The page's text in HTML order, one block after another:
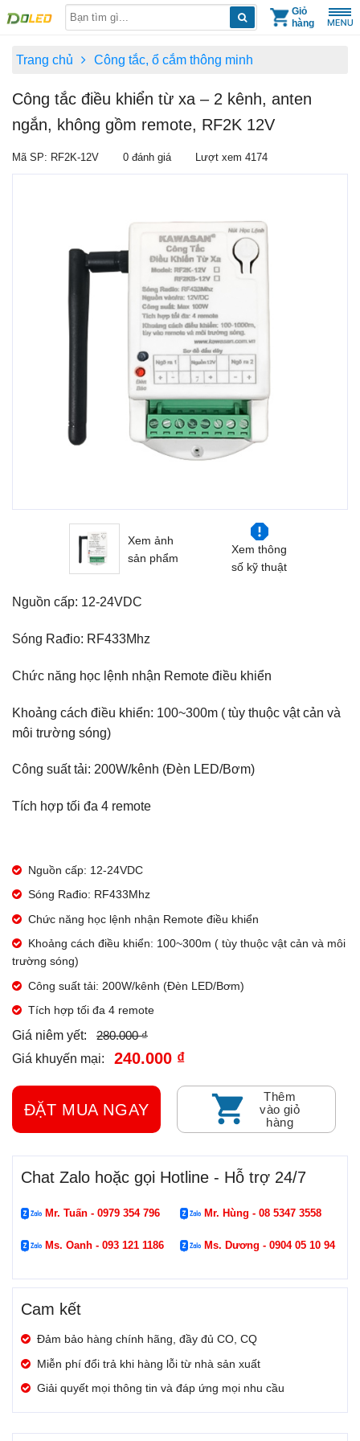
Giỏ
hàng
Trang chủ Công tắc, ổ cắm thông minh
Công tắc điều khiển từ xa – 2 kênh, anten
ngắn, không gồm remote, RF2K 12V
Mã SP: RF2K-12V 0 đánh giá Lượt xem 4174
Xem ảnh
sản phẩm
Xem thông
số kỹ thuật
Nguồn cấp: 12-24VDC
Sóng Rađio: RF433Mhz
Chức năng học lệnh nhận Remote điều khiển
Khoảng cách điều khiển: 100~300m ( tùy thuộc vật cản và
môi trường sóng)
Công suất tải: 200W/kênh (Đèn LED/Bơm)
Tích hợp tối đa 4 remote​
Nguồn cấp: 12-24VDC
Sóng Rađio: RF433Mhz
Chức năng học lệnh nhận Remote điều khiển
Khoảng cách điều khiển: 100~300m ( tùy thuộc vật cản và môi
trường sóng)
Công suất tải: 200W/kênh (Đèn LED/Bơm)
Tích hợp tối đa 4 remote​
Giá niêm yết:
280.000 ₫
Giá khuyến mại:
240.000 ₫
ĐẶT MUA NGAY
Thêm
vào giỏ
hàng
Chat Zalo hoặc gọi Hotline - Hỗ trợ 24/7
Mr. Tuấn - 0979 354 796 Mr. Hùng - 08 5347 3558
Ms. Oanh - 093 121 1186 Ms. Dương - 0904 05 10 94
Cam kết
Đảm bảo hàng chính hãng, đầy đủ CO, CQ
Miễn phí đổi trả khi hàng lỗi từ nhà sản xuất
Giải quyết mọi thông tin và đáp ứng mọi nhu cầu